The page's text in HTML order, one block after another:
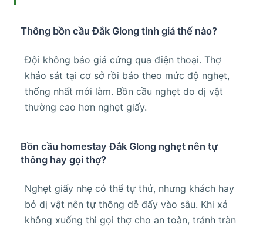
Thông bồn cầu Đắk Glong tính giá thế nào?
Đội không báo giá cứng qua điện thoại. Thợ
khảo sát tại cơ sở rồi báo theo mức độ nghẹt,
thống nhất mới làm. Bồn cầu nghẹt do dị vật
thường cao hơn nghẹt giấy.
Bồn cầu homestay Đắk Glong nghẹt nên tự
thông hay gọi thợ?
Nghẹt giấy nhẹ có thể tự thử, nhưng khách hay
bỏ dị vật nên tự thông dễ đẩy vào sâu. Khi xả
không xuống thì gọi thợ cho an toàn, tránh tràn